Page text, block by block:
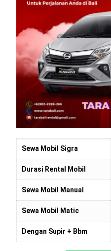
Sewa Mobil Sigra
Durasi Rental Mobil
Sewa Mobil Manual
Sewa Mobil Matic
Dengan Supir + Bbm